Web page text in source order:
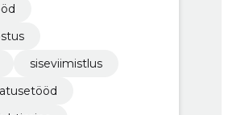
siseviimistlus